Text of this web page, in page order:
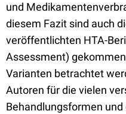
und
diesem Fazit sind auch
veröffentlichten HTA-
Assessment)
Varianten betrachtet
Autoren für die vielen
Behandlungsformen